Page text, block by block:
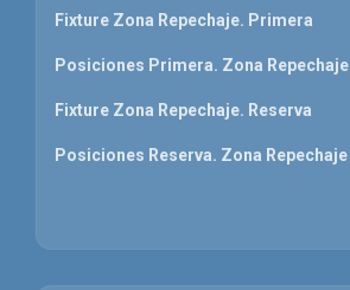
Fixture Zona Repechaje. Primera
Posiciones Primera. Zona Repechaje
Fixture Zona Repechaje. Reserva
Posiciones Reserva. Zona Repechaje